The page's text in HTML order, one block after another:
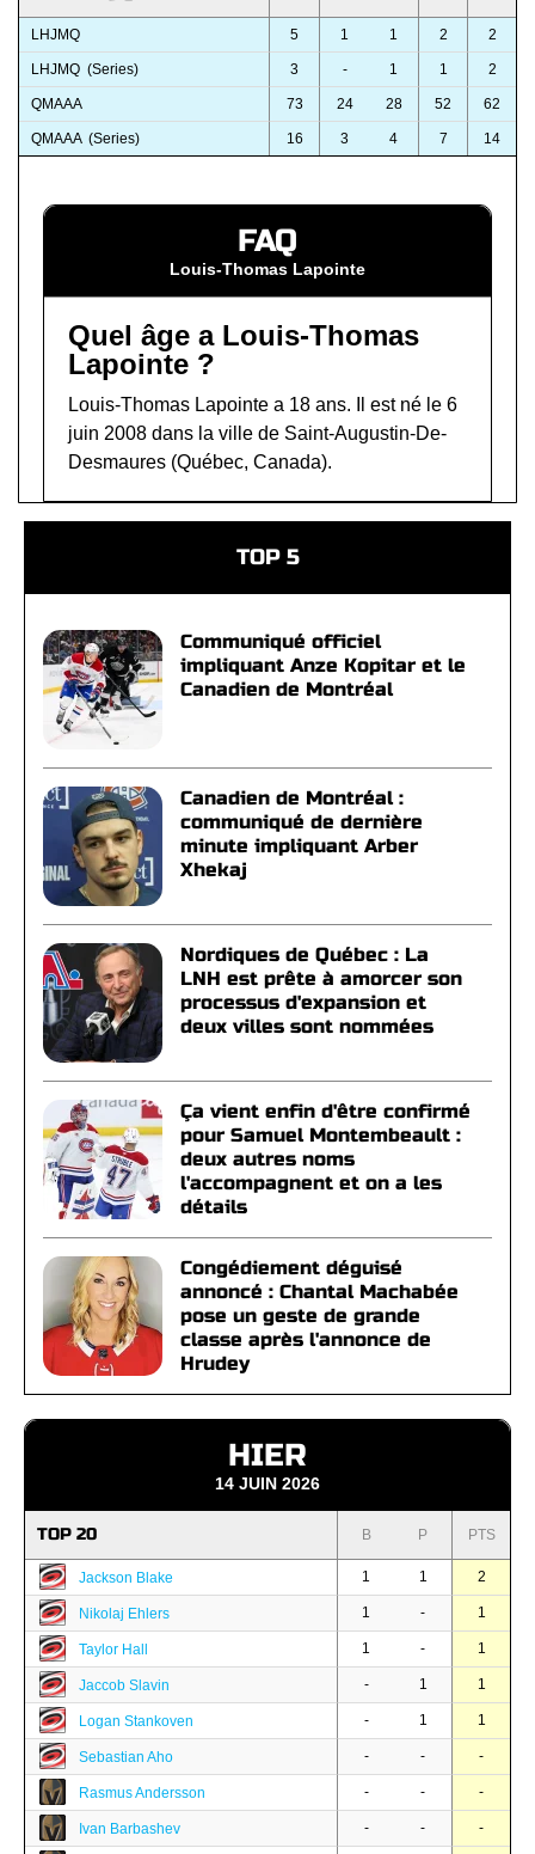
LHJMQ 5 1 1 2 2
LHJMQ (Series) 3 - 1 1 2
QMAAA 73 24 28 52 62
QMAAA (Series) 16 3 4 7 14
FAQ
Louis-Thomas Lapointe
Quel âge a Louis-Thomas
Lapointe ?
Louis-Thomas Lapointe a 18 ans. Il est né le 6
juin 2008 dans la ville de Saint-Augustin-De-
Desmaures (Québec, Canada).
TOP 5
Communiqué officiel
impliquant Anze Kopitar et le
Canadien de Montréal
Canadien de Montréal :
communiqué de dernière
minute impliquant Arber
Xhekaj
Nordiques de Québec : La
LNH est prête à amorcer son
processus d'expansion et
deux villes sont nommées
Ça vient enfin d'être confirmé
pour Samuel Montembeault :
deux autres noms
l'accompagnent et on a les
détails
Congédiement déguisé
annoncé : Chantal Machabée
pose un geste de grande
classe après l'annonce de
Hrudey
HIER
14 JUIN 2026
TOP 20 B P PTS
Jackson Blake 1 1 2
Nikolaj Ehlers 1 - 1
Taylor Hall 1 - 1
Jaccob Slavin - 1 1
Logan Stankoven - 1 1
Sebastian Aho - - -
Rasmus Andersson - - -
Ivan Barbashev - - -